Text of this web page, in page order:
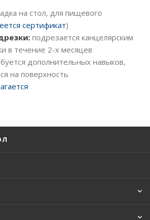
на стол, для пищевого
сертификат)
подрезается канцелярским
в течение 2-х месяцев
дополнительных навыков,
на поверхность